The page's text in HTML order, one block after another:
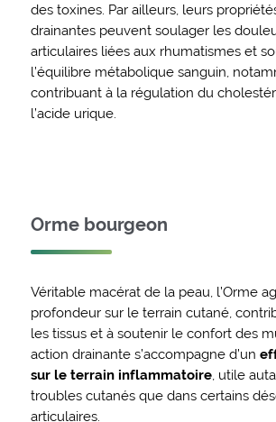
des toxines. Par ailleurs, leurs
drainantes peuvent soulager les
articulaires liées aux rhumatismes et
l’équilibre métabolique sanguin,
contribuant à la régulation du
l’acide urique.
Orme bourgeon
Véritable macérat de la peau, l’Orme
profondeur sur le terrain cutané,
les tissus et à soutenir le confort des
action drainante s’accompagne d’un
sur le terrain inflammatoire, utile
troubles cutanés que dans certains
articulaires.